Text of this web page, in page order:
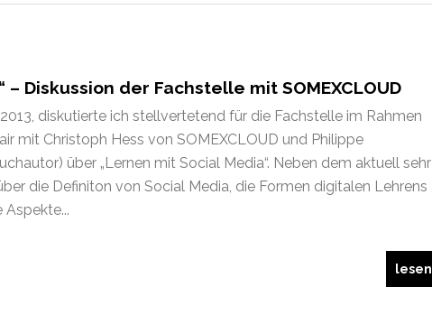
Diskussion der Fachstelle mit SOMEXCLOUD
diskutierte ich stellvertetend für die Fachstelle im Rahmen
mit Christoph Hess von SOMEXCLOUD und Philippe
über „Lernen mit Social Media“. Neben dem aktuell sehr
die Definiton von Social Media, die Formen digitalen Lehrens
lesen